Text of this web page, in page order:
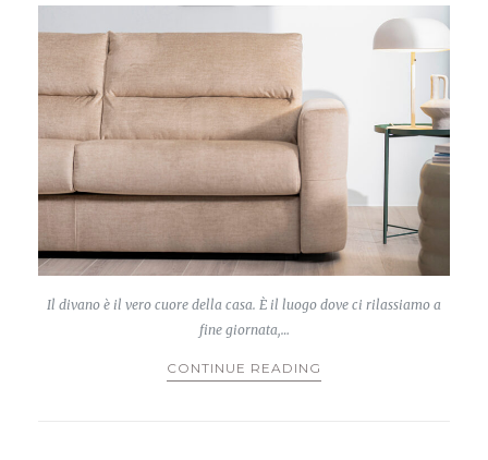
Il divano è il vero cuore della casa. È il luogo dove ci rilassiamo a
fine giornata,…
CONTINUE READING